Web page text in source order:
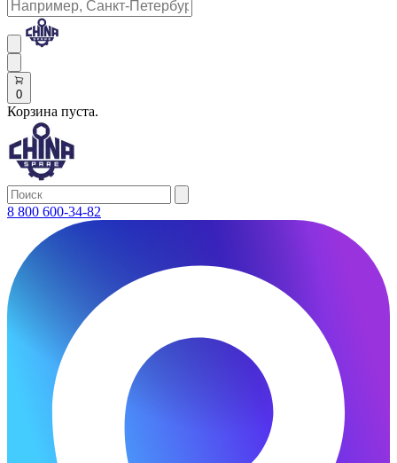
0
Корзина пуста.
8 800 600-34-82